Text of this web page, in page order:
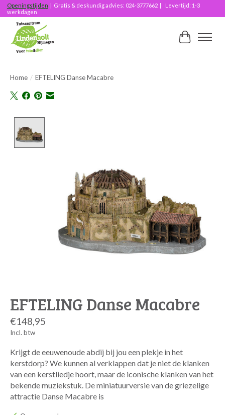
Openingstijden | Gratis & deskundig advies: 024-3777662 | Levertijd: 1-3
werkdagen
Home / EFTELING Danse Macabre
EFTELING Danse Macabre
€148,95
Incl. btw
Krijgt de eeuwenoude abdij bij jou een plekje in het
kerstdorp? We kunnen al verklappen dat je niet de klanken
van een kerstliedje hoort, maar de iconische klanken van het
bekende muziekstuk. De miniatuurversie van de griezelige
attractie Danse Macabre is